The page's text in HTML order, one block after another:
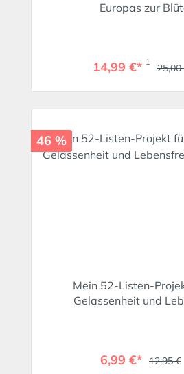
Europas zur
14,99 €* 1 25,00
46 %
Mein 52-Listen-
Gelassenheit und
6,99 €* 12,95 €